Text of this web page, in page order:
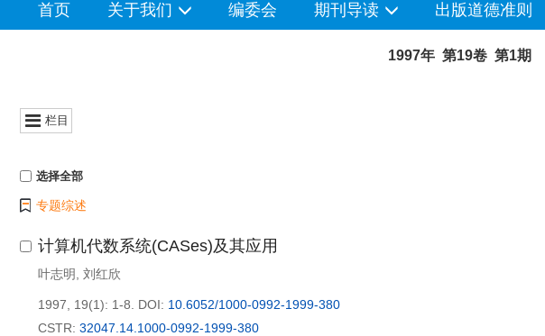
首页 关于我们 编委会 期刊导读 出版道德准则
1997年 第19卷 第1期
栏目
选择全部
专题综述
计算机代数系统(CASes)及其应用
叶志明 刘红欣
1997, 19(1): 1-8. DOI: 10.6052/1000-0992-1999-380
CSTR: 32047.14.1000-0992-1999-380